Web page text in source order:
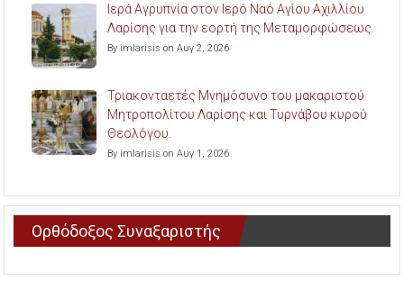
Ιερά Αγρυπνία στον Ιερό Ναό Αγίου Αχιλλίου
Λαρίσης για την εορτή της Μεταμορφώσεως.
By imlarisis on Αυγ 2, 2026
Τριακονταετές Μνημόσυνο του μακαριστού
Μητροπολίτου Λαρίσης και Τυρνάβου κυρού
Θεολόγου.
By imlarisis on Αυγ 1, 2026
Ορθόδοξος Συναξαριστής